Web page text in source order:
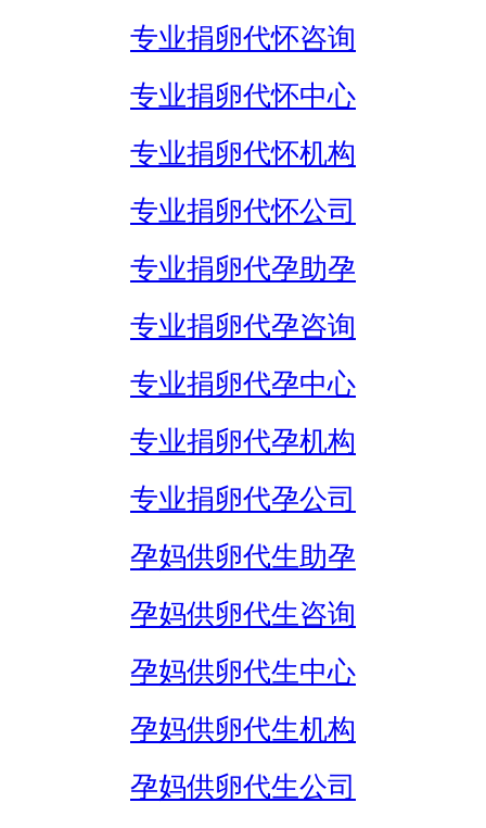
专业捐卵代怀咨询
专业捐卵代怀中心
专业捐卵代怀机构
专业捐卵代怀公司
专业捐卵代孕助孕
专业捐卵代孕咨询
专业捐卵代孕中心
专业捐卵代孕机构
专业捐卵代孕公司
孕妈供卵代生助孕
孕妈供卵代生咨询
孕妈供卵代生中心
孕妈供卵代生机构
孕妈供卵代生公司